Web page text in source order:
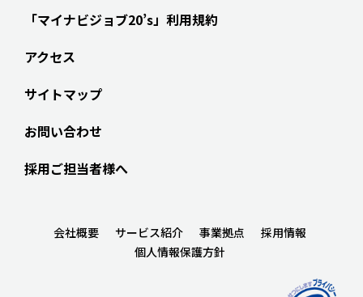
「マイナビジョブ20’s」利用規約
アクセス
サイトマップ
お問い合わせ
採用ご担当者様へ
会社概要 サービス紹介 事業拠点
採用情報
個人情報保護方針